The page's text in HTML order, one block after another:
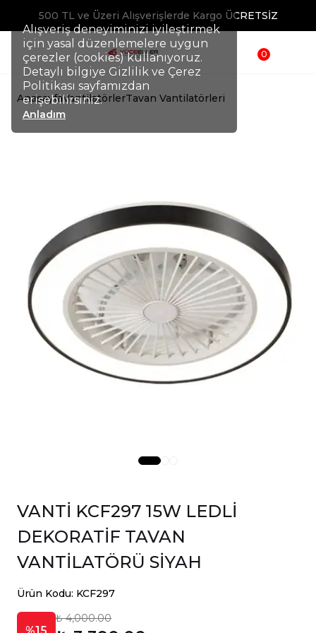
Alışveriş deneyiminizi iyileştirmek
için yasal düzenlemelere uygun
çerezler (cookies) kullanıyoruz.
Detaylı bilgiye Gizlilik ve Çerez
Politikası sayfamızdan
erişebilirsiniz.
Anladım
500 TL ve Üzeri Alışverişlerde Kargo ÜCRETSİZ
0
AnasayfaVantilatörlerTavan Vantilatörleri
VANTİ KCF297 15W LEDLİ
DEKORATİF TAVAN
VANTİLATÖRÜ SİYAH
Ürün Kodu: KCF297
₺ 4,000.00